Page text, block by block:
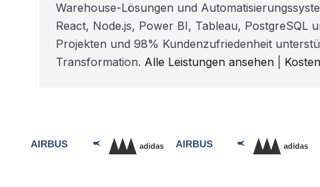
Warehouse-Lösungen und
React, Node.js, Power BI, Tableau, PostgreSQL
Projekten und 98% Kundenzufriedenheit
Transformation. Alle Leistungen ansehen